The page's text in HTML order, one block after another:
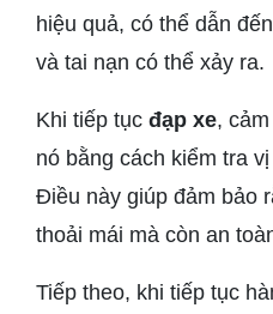
hiệu quả, có thể dẫn
và tai nạn có thể xảy ra.
Khi tiếp tục đạp xe,
nó bằng cách kiểm tra
Điều này giúp đảm bảo
thoải mái mà còn an
Tiếp theo, khi tiếp tục